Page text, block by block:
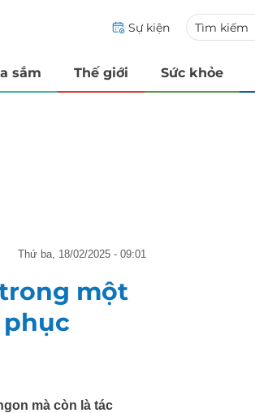
Sự kiện
sắm Thế giới Sức khỏe
thứ ba, 18/02/2025 - 09:01
trong một
mà còn là tác